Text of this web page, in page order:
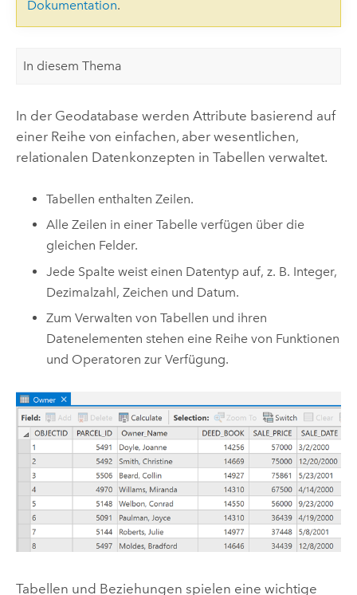
Dokumentation.
In diesem Thema
In der Geodatabase werden Attribute basierend auf
einer Reihe von einfachen, aber wesentlichen,
relationalen Datenkonzepten in Tabellen verwaltet.
Tabellen enthalten Zeilen.
Alle Zeilen in einer Tabelle verfügen über die
gleichen Felder.
Jede Spalte weist einen Datentyp auf, z. B. Integer,
Dezimalzahl, Zeichen und Datum.
Zum Verwalten von Tabellen und ihren
Datenelementen stehen eine Reihe von Funktionen
und Operatoren zur Verfügung.
Tabellen und Beziehungen spielen eine wichtige